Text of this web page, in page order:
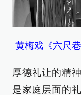
黄梅戏《六尺
厚德礼让的精
是家庭层面的